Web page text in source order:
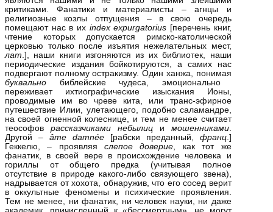
критиками. Фанатики и материалисты – агнцы и
религиозные козлы отпущения – в свою очередь
помещают нас в их indexexpurgatorius [перечень книг,
чтение которых допускается римско‑католической
церковью только после изъятия нежелательных мест,
лат .], наши книги изгоняются из их библиотек, наши
периодические издания бойкотируются, а самих нас
подвергают полному остракизму. Один ханжа, понимая
буквально библейские чудеса, эмоционально
переживает ихтиографические изыскания Ионы,
проводимые им во чреве кита, или транс‑эфирное
путешествие Илии, улетающего, подобно саламандре,
на своей огненной колеснице, и тем не менее считает
теософов рассказчиками небылици мошенниками.
Другой – âme damnée[рабски преданный, франц.]
Геккелю, – проявляяслепое доверие , как тот же
фанатик, в своей вере в происхождение человека и
гориллы от общего предка (учитывая полное
отсутствие в природе какого‑либо связующего звена),
надрывается от хохота, обнаружив, что его сосед верит
в оккультные феномены и психические проявления.
Тем не менее, ни фанатик, ни человек науки, ни даже